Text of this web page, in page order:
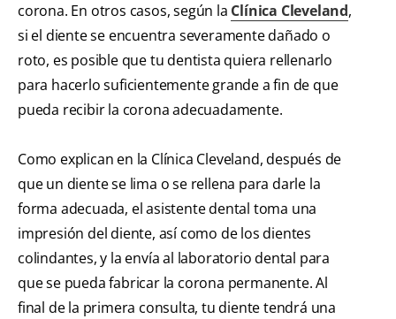
corona. En otros casos, según la Clínica Cleveland,
si el diente se encuentra severamente dañado o
roto, es posible que tu dentista quiera rellenarlo
para hacerlo suficientemente grande a fin de que
pueda recibir la corona adecuadamente.
Como explican en la Clínica Cleveland, después de
que un diente se lima o se rellena para darle la
forma adecuada, el asistente dental toma una
impresión del diente, así como de los dientes
colindantes, y la envía al laboratorio dental para
que se pueda fabricar la corona permanente. Al
final de la primera consulta, tu diente tendrá una